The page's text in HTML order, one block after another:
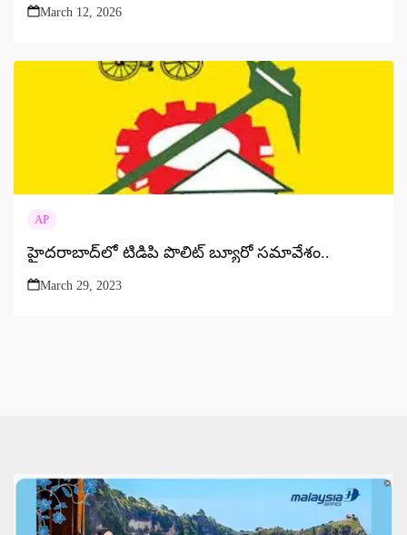
March 12, 2026
AP
హైదరాబాద్‌లో టిడిపి పొలిట్‌ బ్యూరో సమావేశం..
March 29, 2023